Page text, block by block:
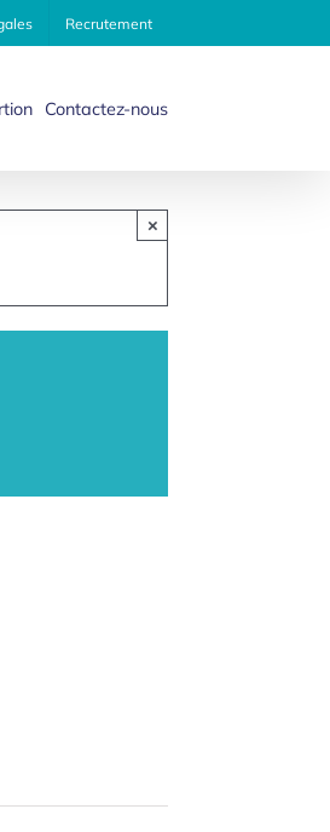
Recrutement
Contactez-nous
×